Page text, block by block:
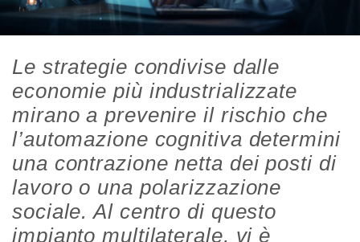
Le strategie condivise dalle
economie più industrializzate
mirano a prevenire il rischio che
l’automazione cognitiva determini
una contrazione netta dei posti di
lavoro o una polarizzazione
sociale. Al centro di questo
impianto multilaterale, vi è